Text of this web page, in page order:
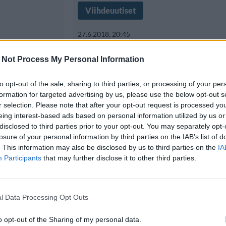
Not Process My Personal Information
opt-out of the sale, sharing to third parties, or processing of your
for targeted advertising by us, please use the below opt-out
selection. Please note that after your opt-out request is processed
interest-based ads based on personal information utilized by us
to third parties prior to your opt-out. You may separately
of your personal information by third parties on the IAB’s list of
This information may also be disclosed by us to third parties on the
Participants that may further disclose it to other third parties.
Data Processing Opt Outs
opt-out of the Sharing of my personal data.
kuoli
Viihdeuutiset
27.6.2018, 20:45
Michael Jacksonin
Jackson kuoli 89-
Poplegenda Michael Jacksonin isä
kuollut 89-vuotiaana. Jacksonin